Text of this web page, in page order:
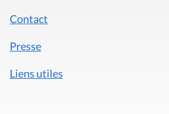
Contact
Presse
Liens utiles